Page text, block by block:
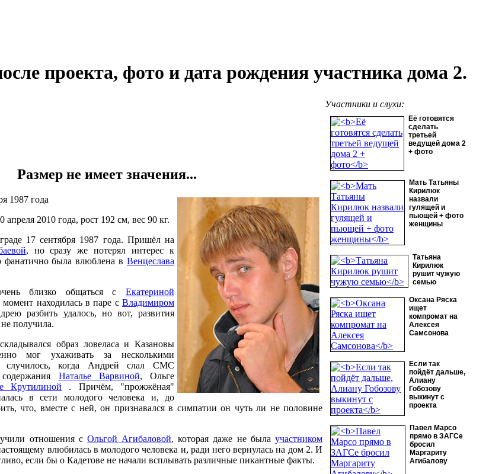
проекта, фото и дата рождения участника дома 2.
Участники и слухи:
Её готовятся
сделать
третьей
ведущей дома 2
+ фото
Мать Татьяны
Кирилюк
назвали
гулящей и
пьющей + фото
женщины
Татьяна
Кирилюк
рушит чужую
семью
Оксана Ряска
ищет
компромат на
Алексея
Самсонова
Если так
пойдёт дальше,
Алиану
Гобозову
выкинут с
проекта
Павел Марсо
прямо в ЗАГСе
бросил
Маргариту
Агибалову
Размер не имеет значения...
1987 года
апреля 2010 года, рост 192 см, вес 90 кг.
17 сентября 1987 года. Пришёл на
, но сразу же потерял интерес к
фанатично была влюблена в Венцеслава
близко общаться с Екатериной
момент находилась в паре с Владимиром
разбить удалось, но вот, развития
получила.
образ ловеласа и Казановы
мог ухаживать за несколькими
случилось, когда Андрей слал СМС
Наталье Варвиной, Ольге
Крутилиной . Причём, "прожжёная"
в сети молодого человека и, до
что, вместе с ней, он признавался в симпатии он чуть ли не половине
отношения с Ольгой Агибаловой, которая даже не былаучастником
влюбилась в молодого человека и, ради него вернулась на дом 2. И
если бы о Кадетове не начали всплывать различные пикантные факты.